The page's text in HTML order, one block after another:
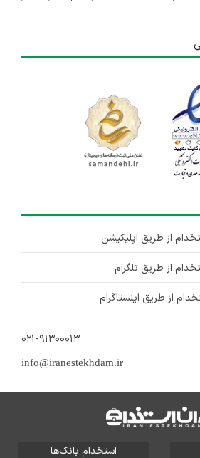
فروش
سادهاز طریق اپلیکیشن
از طریق تلگرام
از طریق اینستاگرام
۰۲۱-۹۱۳۰۰۰۱۳
info@iranestekhdam.ir
استخدام بانک‌ها